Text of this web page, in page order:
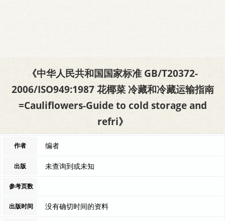
《中华人民共和国国家标准 GB/T20372-
2006/ISO949:1987 花椰菜 冷藏和冷藏运输指南
=Cauliflowers-Guide to cold storage and
refri》
作者 编者
出版 未查询到或未知
参考页数
出版时间 没有确切时间的资料